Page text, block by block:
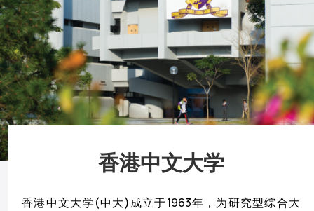
香港中文大学
香港中文大学(中大)成立于1963年，为研究型综合大